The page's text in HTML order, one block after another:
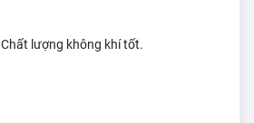
Chất lượng không khí tốt.